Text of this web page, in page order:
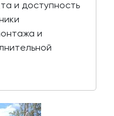
и доступность
и